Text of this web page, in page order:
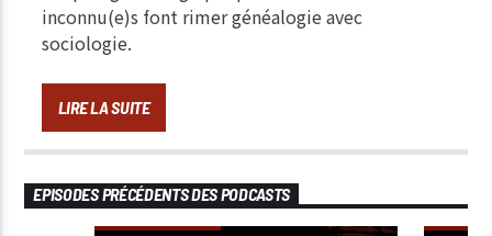
inconnu(e)s font rimer généalogie avec
sociologie.
LIRE LA SUITE
EPISODES PRÉCÉDENTS DES PODCASTS